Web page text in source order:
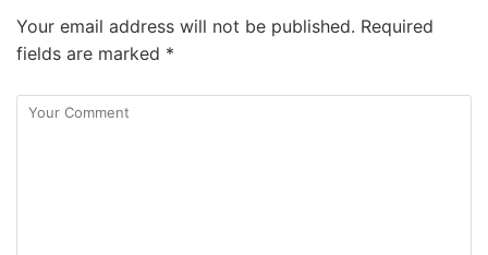
Your email address will not be published. Required
fields are marked *